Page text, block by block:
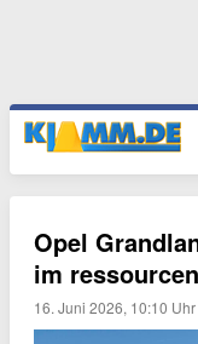
Opel
im
16. Juni 2026, 10:10 Uhr